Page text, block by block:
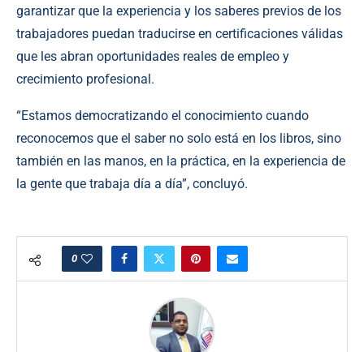
garantizar que la experiencia y los saberes previos de los
trabajadores puedan traducirse en certificaciones válidas
que les abran oportunidades reales de empleo y
crecimiento profesional.
“Estamos democratizando el conocimiento cuando
reconocemos que el saber no solo está en los libros, sino
también en las manos, en la práctica, en la experiencia de
la gente que trabaja día a día”, concluyó.
0